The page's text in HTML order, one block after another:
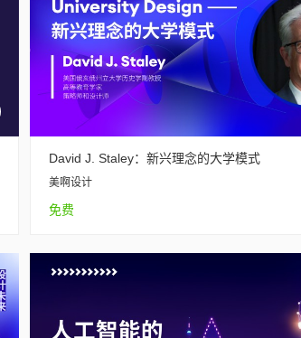
David J. Staley：新兴理念的大学模式
美啊设计
免费